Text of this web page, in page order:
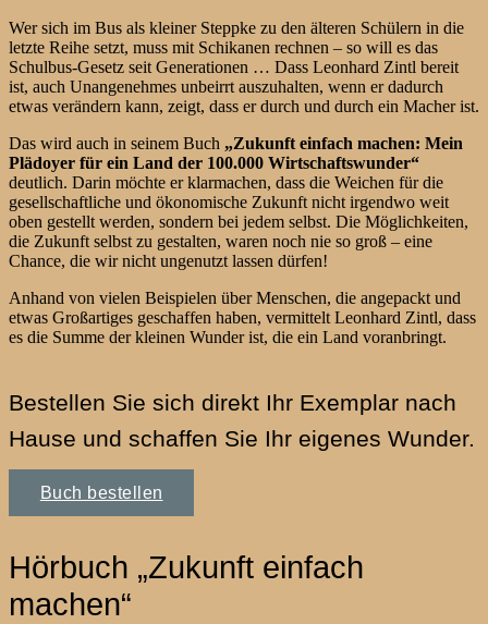
Wer sich im Bus als kleiner Steppke zu den älteren Schülern in die
letzte Reihe setzt, muss mit Schikanen rechnen – so will es das
Schulbus-Gesetz seit Generationen … Dass Leonhard Zintl bereit
ist, auch Unangenehmes unbeirrt auszuhalten, wenn er dadurch
etwas verändern kann, zeigt, dass er durch und durch ein Macher ist.
Das wird auch in seinem Buch „Zukunft einfach machen: Mein
Plädoyer für ein Land der 100.000 Wirtschaftswunder“
deutlich. Darin möchte er klarmachen, dass die Weichen für die
gesellschaftliche und ökonomische Zukunft nicht irgendwo weit
oben gestellt werden, sondern bei jedem selbst. Die Möglichkeiten,
die Zukunft selbst zu gestalten, waren noch nie so groß – eine
Chance, die wir nicht ungenutzt lassen dürfen!
Anhand von vielen Beispielen über Menschen, die angepackt und
etwas Großartiges geschaffen haben, vermittelt Leonhard Zintl, dass
es die Summe der kleinen Wunder ist, die ein Land voranbringt.
Bestellen Sie sich direkt Ihr Exemplar nach
Hause und schaffen Sie Ihr eigenes Wunder.
Buch bestellen
Hörbuch „Zukunft einfach
machen“